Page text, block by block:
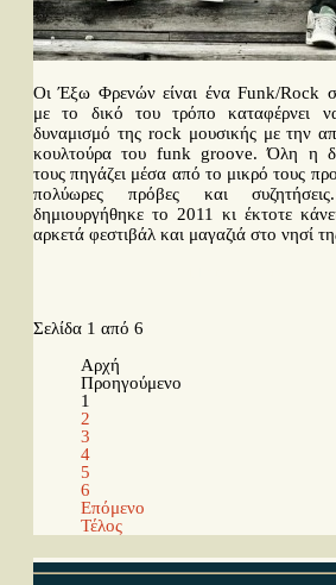
Οι Έξω Φρενών είναι ένα Funk/Rock
με το δικό του τρόπο καταφέρνει
δυναμισμό της rock μουσικής με την
κουλτούρα του funk groove. Όλη η
τους πηγάζει μέσα από το μικρό τους
πολύωρες πρόβες και
δημιουργήθηκε το 2011 κι έκτοτε
αρκετά φεστιβάλ και μαγαζιά στο νησί
Σελίδα 1 από 6
Αρχή
Προηγούμενο
1
2
3
4
5
6
Επόμενο
Τέλος